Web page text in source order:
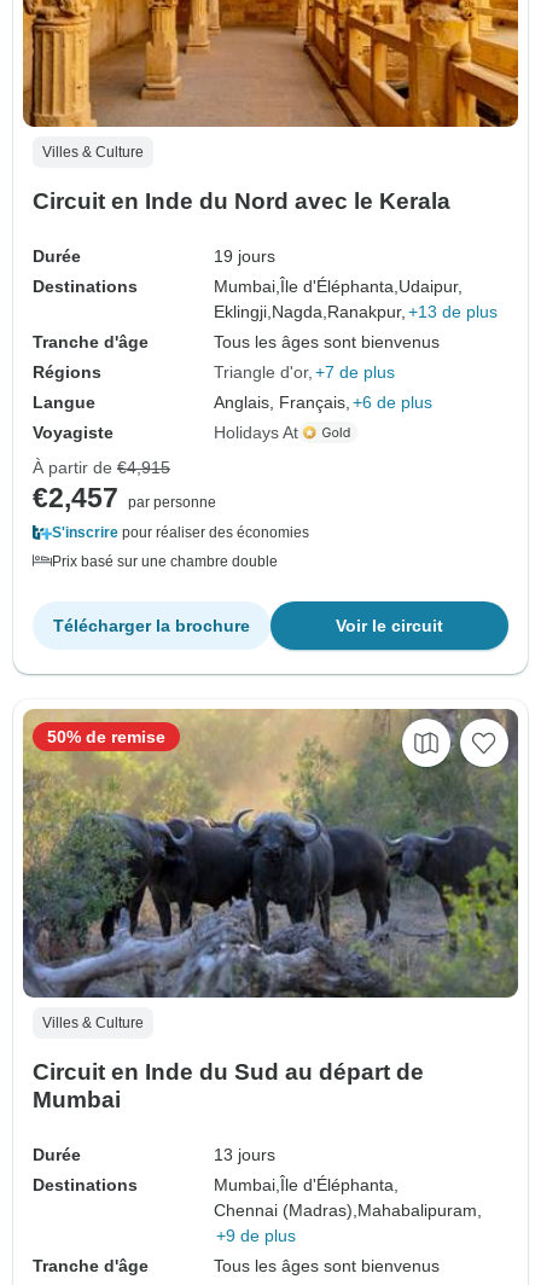
Villes & Culture
Circuit en Inde du Nord avec le Kerala
Durée
19 jours
Destinations
Mumbai, Île d'Éléphanta, Udaipur,
Eklingji, Nagda, Ranakpur, +13 de plus
Tranche d'âge
Tous les âges sont bienvenus
Régions
Triangle d'or +7 de plus
Langue
Anglais, Français, +6 de plus
Voyagiste
Holidays At
À partir de €4,915
€2,457
par personne
S'inscrire pour réaliser des économies
Prix basé sur une chambre double
Voir le circuit
Télécharger la brochure
Villes & Culture
Circuit en Inde du Sud au départ de
Mumbai
Durée
13 jours
Destinations
Mumbai, Île d'Éléphanta,
Chennai (Madras), Mahabalipuram,
+9 de plus
Tranche d'âge
Tous les âges sont bienvenus
50% de remise